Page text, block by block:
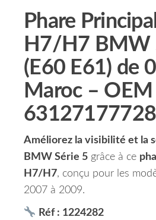
Phare
H7/H7 BMW
(E60 E61) de
Maroc – OEM
63127177728
Améliorez la visibilité et la
BMW Série 5 grâce à ce
H7/H7, conçu pour les
2007 à 2009.
Réf : 1224282